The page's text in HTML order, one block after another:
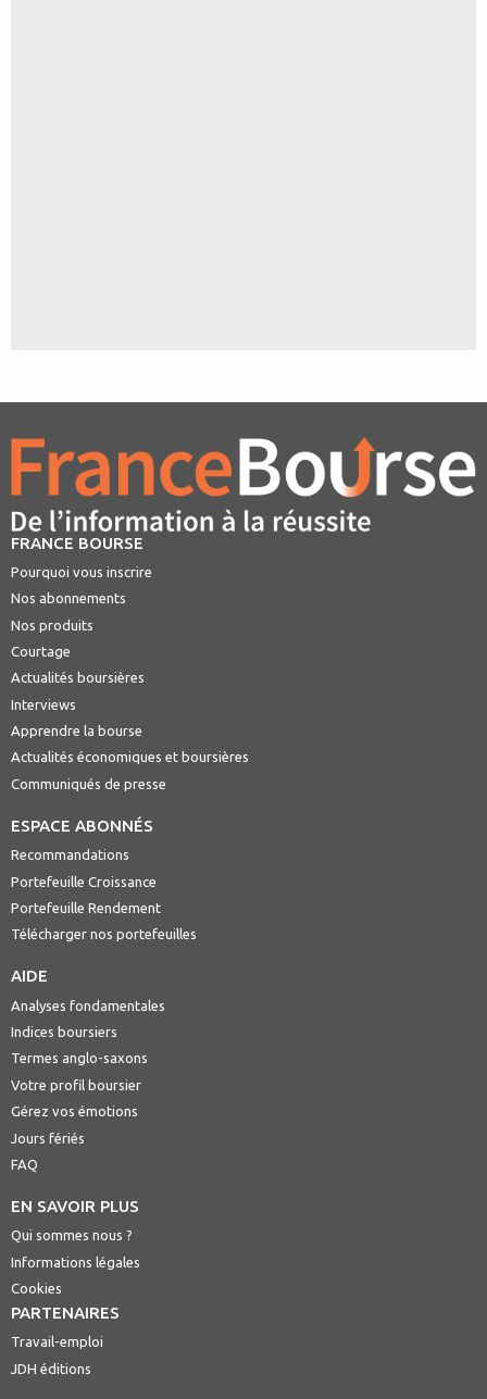
FRANCE BOURSE
Pourquoi vous inscrire
Nos abonnements
Nos produits
Courtage
Actualités boursières
Interviews
Apprendre la bourse
Actualités économiques et boursières
Communiqués de presse
ESPACE ABONNÉS
Recommandations
Portefeuille Croissance
Portefeuille Rendement
Télécharger nos portefeuilles
AIDE
Analyses fondamentales
Indices boursiers
Termes anglo-saxons
Votre profil boursier
Gérez vos émotions
Jours fériés
FAQ
EN SAVOIR PLUS
Qui sommes nous ?
Informations légales
Cookies
PARTENAIRES
Travail-emploi
JDH éditions